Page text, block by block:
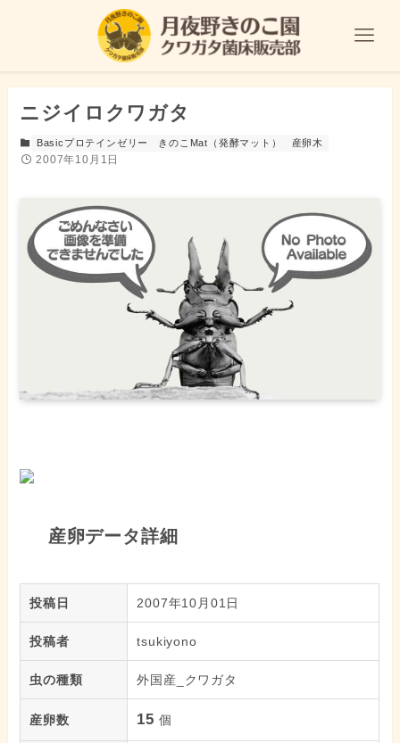
ニジイロクワガタ
Basicプロテインゼリー きのこMat（発酵マット） 産卵木
2007年10月1日
産卵データ詳細
投稿日 2007年10月01日
投稿者 tsukiyono
虫の種類 外国産_クワガタ
産卵数 15 個